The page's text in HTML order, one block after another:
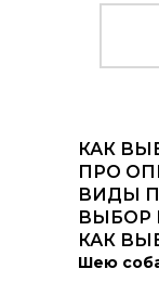
КАК
ПРО
ВИДЫ
ВЫБОР
КАК
Шею